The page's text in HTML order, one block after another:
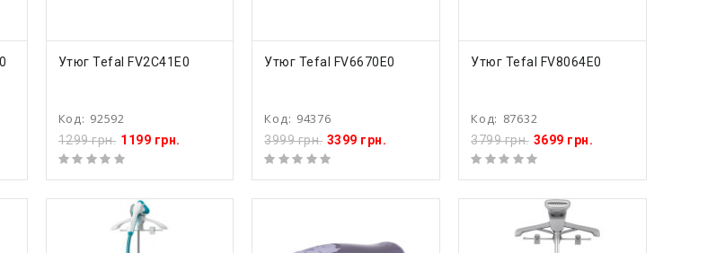
КУПИТЬ
Утюг Tefal FV2C41E0
Код: 92592
1299 грн. 1199 грн.
КУПИТЬ
Утюг Tefal FV6670E0
Код: 94376
3999 грн. 3399 грн.
КУПИТЬ
Утюг Tefal FV8064E0
Код: 87632
3799 грн. 3699 грн.